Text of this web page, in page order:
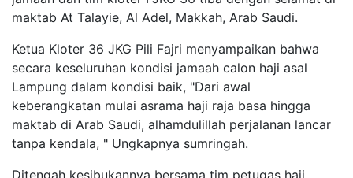
maktab At Talayie, Al Adel, Makkah, Arab Saudi.
Ketua Kloter 36 JKG Pili Fajri menyampaikan bahwa
secara keseluruhan kondisi jamaah calon haji asal
Lampung dalam kondisi baik, "Dari awal
keberangkatan mulai asrama haji raja basa hingga
maktab di Arab Saudi, alhamdulillah perjalanan lancar
tanpa kendala, " Ungkapnya sumringah.